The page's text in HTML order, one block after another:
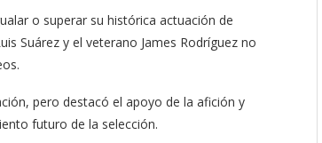
o superar su histórica actuación de
Suárez y el veterano James Rodríguez no
pero destacó el apoyo de la afición y
futuro de la selección.